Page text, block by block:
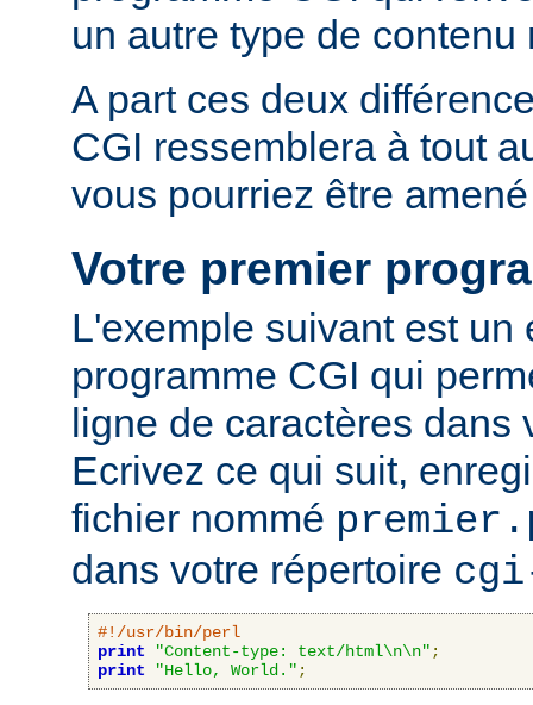
un autre type de contenu
A part ces deux
CGI ressemblera à tout
vous pourriez être
Votre premier
L'exemple suivant est un
programme CGI qui
ligne de caractères dans
Ecrivez ce qui suit,
fichier nommé
dans votre répertoire
#!/usr/bin/perl
print
"Content-type: text/html\n\n" ;
print
"Hello, World." ;